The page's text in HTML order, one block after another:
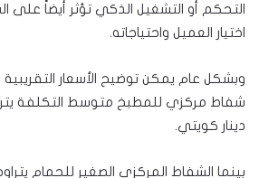
التحكم أو التشغيل الذكي تؤثر أيضاً على
اختيار العميل واحتياجاته.
وبشكل عام يمكن توضيح الأسعار
دينار كويتي.